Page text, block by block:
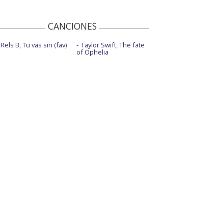
CANCIONES
Rels B, Tu vas sin (fav) Taylor Swift, The fate
of Ophelia